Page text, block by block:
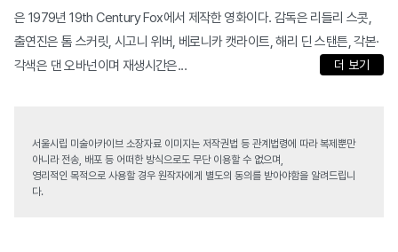
은 1979년 19th Century Fox에서 제작한 영화이다. 감독은 리들리 스콧,
출연진은 톰 스커릿, 시고니 위버, 베로니카 캣라이트, 해리 딘 스탠튼, 각본·
각색은 댄 오바넌이며 재생시간은...
더 보기
서울시립 미술아카이브 소장자료 이미지는 저작권법 등 관계법령에 따라 복제뿐만
아니라 전송, 배포 등 어떠한 방식으로도 무단 이용할 수 없으며,
영리적인 목적으로 사용할 경우 원작자에게 별도의 동의를 받아야함을 알려드립니
다.